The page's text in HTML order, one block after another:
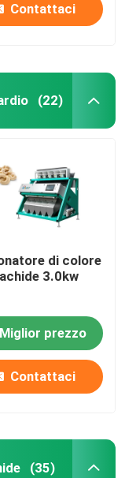
Contattaci
(22)
di colore
3.0kw
Miglior prezzo
Contattaci
(35)